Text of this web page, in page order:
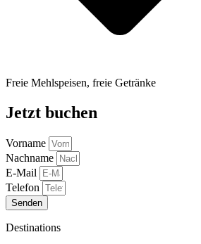
Freie Mehlspeisen, freie Getränke
Jetzt buchen
Vorname
Nachname
E-Mail
Telefon
Senden
Destinations